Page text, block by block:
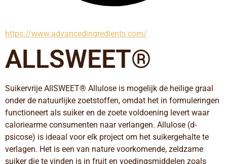
https://www.advancedingredients.com/
ALLSWEET®
Suikervrije AllSWEET® Allulose is mogelijk de heilige graal
onder de natuurlijke zoetstoffen, omdat het in formuleringen
functioneert als suiker en de zoete voldoening levert waar
caloriearme consumenten naar verlangen. Allulose (d-
psicose) is ideaal voor elk project om het suikergehalte te
verlagen. Het is een van nature voorkomende, zeldzame
suiker die te vinden is in fruit en voedingsmiddelen zoals